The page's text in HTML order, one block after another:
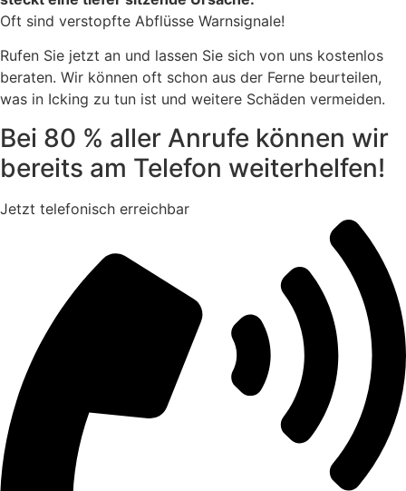
Oft sind verstopfte Abflüsse Warnsignale!
Rufen Sie jetzt an und lassen Sie sich von uns kostenlos
beraten. Wir können oft schon aus der Ferne beurteilen,
was in Icking zu tun ist und weitere Schäden vermeiden.
Bei 80 % aller Anrufe können wir
bereits am Telefon weiterhelfen!
Jetzt telefonisch erreichbar